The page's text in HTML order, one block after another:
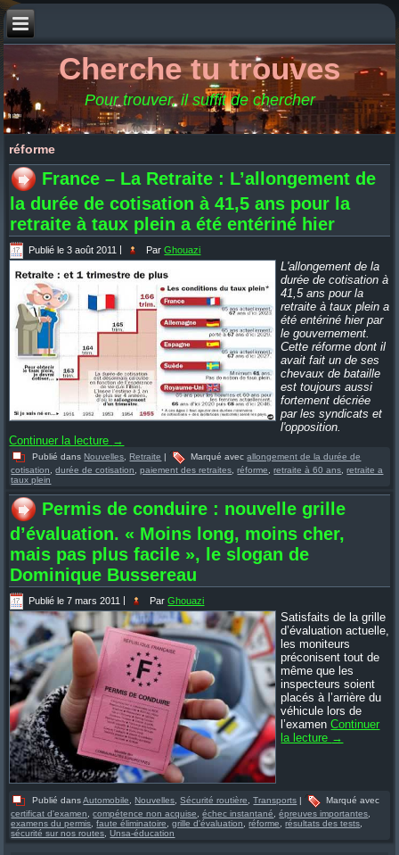
Cherche tu trouves
Pour trouver, il suffit de chercher
réforme
France – La Retraite : L’allongement de
la durée de cotisation à 41,5 ans pour la
retraite à taux plein a été entériné hier
Publié le 3 août 2011 Par Ghouazi
L'allongement de la
durée de cotisation à
41,5 ans pour la
retraite à taux plein a
été entériné hier par
le gouvernement.
Cette réforme dont il
avait fait un de ses
chevaux de bataille
est toujours aussi
fortement décriée
par les syndicats et
l'opposition.
Continuer la lecture →
Publié dans Nouvelles Retraite | Marqué avec allongement de la durée de
cotisation,durée de cotisation,paiement des retraites,réforme,retraite à 60 ans,retraite a
taux plein
Permis de conduire : nouvelle grille
d’évaluation. « Moins long, moins cher,
mais pas plus facile », le slogan de
Dominique Bussereau
Publié le 7 mars 2011 Par Ghouazi
Satisfaits de la grille
d’évaluation actuelle,
les moniteurs
préconisent tout de
même que les
inspecteurs soient
placés à l’arrière du
véhicule lors de
l’examenContinuer
la lecture →
Publié dans Automobile Nouvelles ,Sécurité routière ,Transports |
Marqué avec
certificat d'examen,compétence non acquise,échec instantané,épreuves importantes,
examens du permis,faute éliminatoire,grille d'évaluation,réforme,résultats des tests,
sécurité sur nos routes,Unsa-éducation